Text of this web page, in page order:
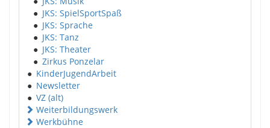
● JKS: SpielSportSpaß
● JKS: Sprache
● JKS: Tanz
● JKS: Theater
● Zirkus Ponzelar
● KinderJugendArbeit
● Newsletter
● VZ (alt)
Weiterbildungswerk
Werkbühne